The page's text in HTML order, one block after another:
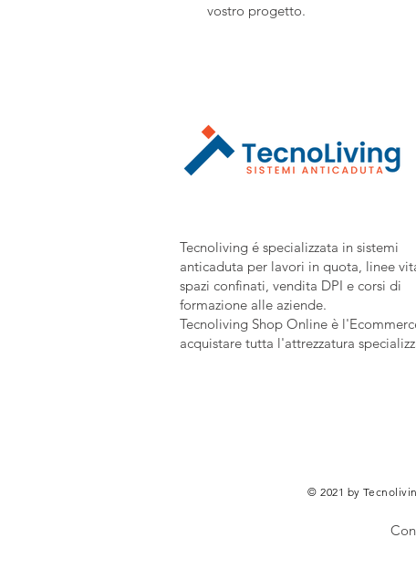
vostro progetto.
Tecnoliving é specializzata in sistemi
anticaduta per lavori in quota, linee
spazi confinati, vendita DPI e corsi di
formazione alle aziende.
Tecnoliving Shop Online è
acquistare tutta l'attrezzatura
© 2021 by